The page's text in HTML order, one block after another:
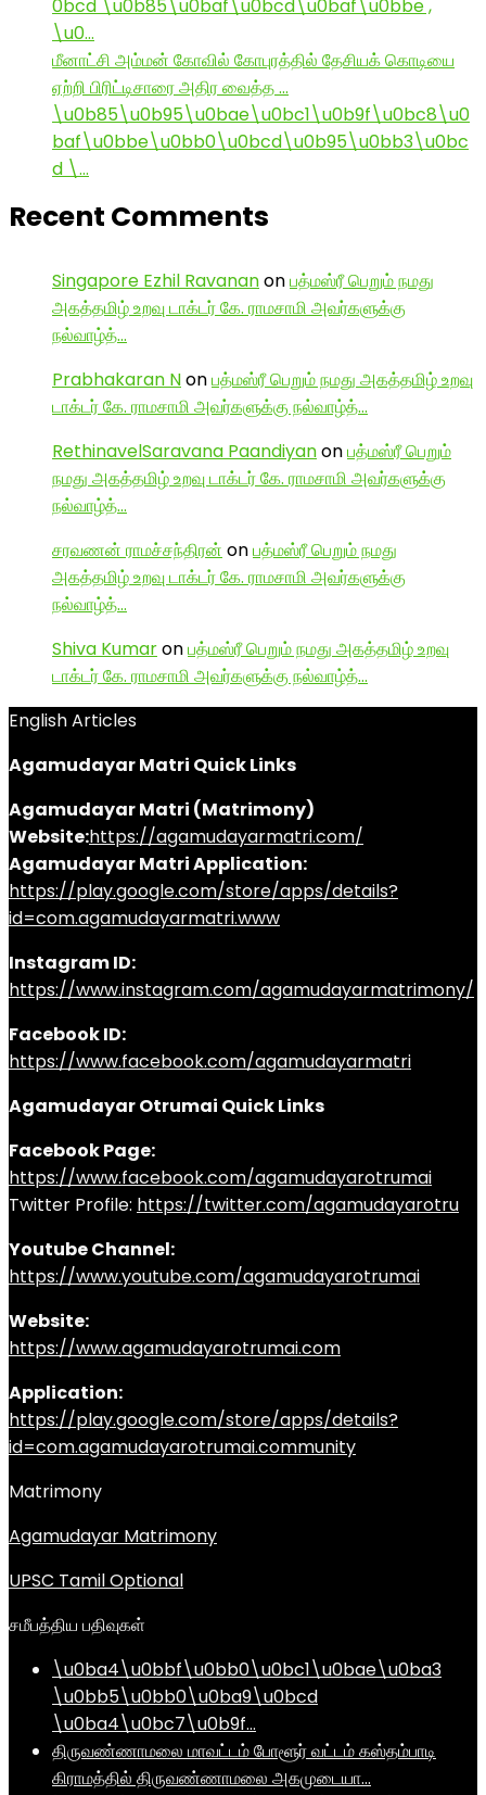
0bcd \u0b85\u0baf\u0bcd\u0baf\u0bbe ,
\u0…
மீனாட்சி அம்மன் கோவில் கோபுரத்தில் தேசியக் கொடியை
ஏற்றி பிரிட்டிசாரை அதிர வைத்த …
\u0b85\u0b95\u0bae\u0bc1\u0b9f\u0bc8\u0
baf\u0bbe\u0bb0\u0bcd\u0b95\u0bb3\u0bc
d \…
Recent Comments
Singapore Ezhil Ravananonபத்மஸ்ரீ பெறும் நமது
அகத்தமிழ் உறவு டாக்டர் கே. ராமசாமி அவர்களுக்கு
நல்வாழ்த்…
Prabhakaran Nonபத்மஸ்ரீ பெறும் நமது அகத்தமிழ் உறவு
டாக்டர் கே. ராமசாமி அவர்களுக்கு நல்வாழ்த்…
RethinavelSaravana Paandiyanonபத்மஸ்ரீ பெறும்
நமது அகத்தமிழ் உறவு டாக்டர் கே. ராமசாமி அவர்களுக்கு
நல்வாழ்த்…
சரவணன் ராமச்சந்திரன் onபத்மஸ்ரீ பெறும் நமது
அகத்தமிழ் உறவு டாக்டர் கே. ராமசாமி அவர்களுக்கு
நல்வாழ்த்…
Shiva Kumaronபத்மஸ்ரீ பெறும் நமது அகத்தமிழ் உறவு
டாக்டர் கே. ராமசாமி அவர்களுக்கு நல்வாழ்த்…
English Articles
Agamudayar Matri Quick Links
Agamudayar Matri (Matrimony)
Website:https://agamudayarmatri.com/
Agamudayar Matri Application:
https://play.google.com/store/apps/details?
id=com.agamudayarmatri.www
Instagram ID:
https://www.instagram.com/agamudayarmatrimony/
Facebook ID:
https://www.facebook.com/agamudayarmatri
Agamudayar Otrumai Quick Links
Facebook Page:
https://www.facebook.com/agamudayarotrumai
Twitter Profile: https://twitter.com/agamudayarotru
Youtube Channel:
https://www.youtube.com/agamudayarotrumai
Website:
https://www.agamudayarotrumai.com
Application:
https://play.google.com/store/apps/details?
id=com.agamudayarotrumai.community
Matrimony
Agamudayar Matrimony
UPSC Tamil Optional
சமீபத்திய பதிவுகள்
\u0ba4\u0bbf\u0bb0\u0bc1\u0bae\u0ba3
\u0bb5\u0bb0\u0ba9\u0bcd
\u0ba4\u0bc7\u0b9f…
திருவண்ணாமலை மாவட்டம் போளூர் வட்டம் கஸ்தம்பாடி
கிராமத்தில் திருவண்ணாமலை அகமுடையா…